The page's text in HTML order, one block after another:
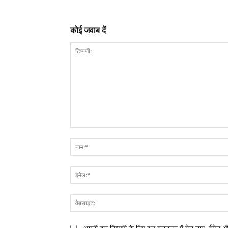
कोई जवाब दें